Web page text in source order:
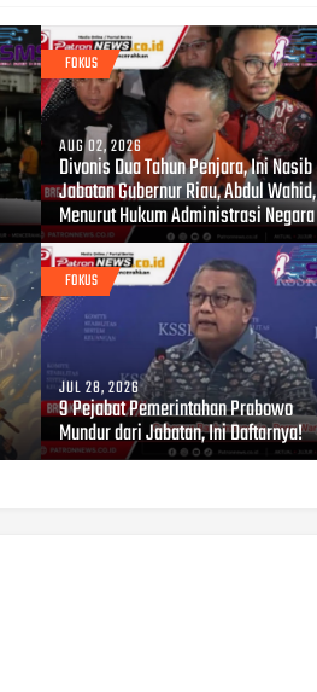
FOKUS
AUG 02, 2026
Divonis Dua Tahun Penjara, Ini Nasib
Jabatan Gubernur Riau, Abdul Wahid,
Menurut Hukum Administrasi Negara
FOKUS
JUL 28, 2026
9 Pejabat Pemerintahan Prabowo
Mundur dari Jabatan, Ini Daftarnya!